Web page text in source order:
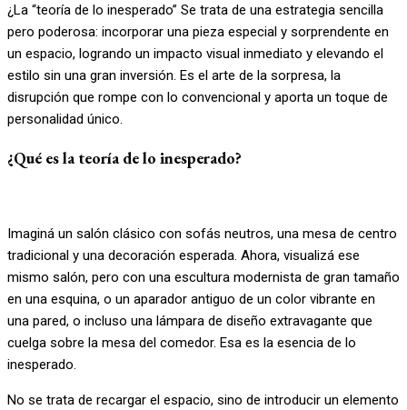
¿La “teoría de lo inesperado” Se trata de una estrategia sencilla
pero poderosa: incorporar una pieza especial y sorprendente en
un espacio, logrando un impacto visual inmediato y elevando el
estilo sin una gran inversión. Es el arte de la sorpresa, la
disrupción que rompe con lo convencional y aporta un toque de
personalidad único.
¿Qué es la teoría de lo inesperado?
Imaginá un salón clásico con sofás neutros, una mesa de centro
tradicional y una decoración esperada. Ahora, visualizá ese
mismo salón, pero con una escultura modernista de gran tamaño
en una esquina, o un aparador antiguo de un color vibrante en
una pared, o incluso una lámpara de diseño extravagante que
cuelga sobre la mesa del comedor. Esa es la esencia de lo
inesperado.
No se trata de recargar el espacio, sino de introducir un elemento